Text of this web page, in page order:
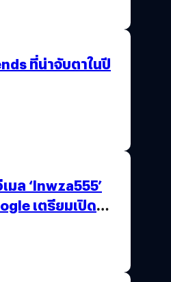
ที่น่าจับตาในปี
มล ‘lnwza555’
เตรียมเปิด